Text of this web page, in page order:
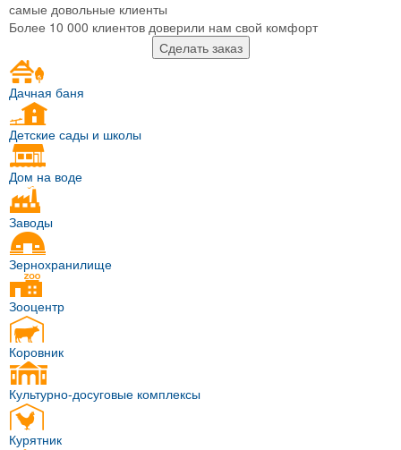
самые довольные клиенты
Более 10 000 клиентов доверили нам свой комфорт
Сделать заказ
Дачная баня
Детские сады и школы
Дом на воде
Заводы
Зернохранилище
Зооцентр
Коровник
Культурно-досуговые комплексы
Курятник